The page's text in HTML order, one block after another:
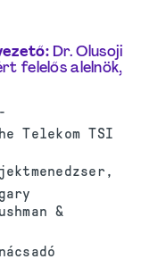
Dr. Olusoji
felelős alelnök,
Telekom TSI
&